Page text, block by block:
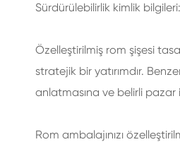
Sürdürülebilirlik kimlik
Özelleştirilmiş rom şişesi
stratejik bir yatırımdır.
anlatmasına ve belirli pazar
Rom ambalajınızı